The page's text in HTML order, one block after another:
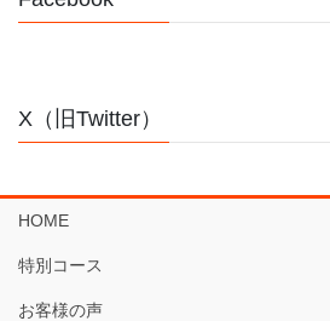
X（旧Twitter）
HOME
特別コース
お客様の声